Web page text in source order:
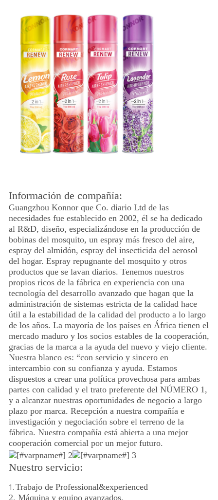
Información de compañía:
Guangzhou Konnor que Co. diario Ltd de las
necesidades fue establecido en 2002, él se ha dedicado
al R&D, diseño, especializándose en la producción de
bobinas del mosquito, un espray más fresco del aire,
espray del almidón, espray del insecticida del aerosol
del hogar. Espray repugnante del mosquito y otros
productos que se lavan diarios. Tenemos nuestros
propios ricos de la fábrica en experiencia con una
tecnología del desarrollo avanzado que hagan que la
administración de sistemas estricta de la calidad hace
útil a la estabilidad de la calidad del producto a lo largo
de los años. La mayoría de los países en África tienen el
mercado maduro y los socios estables de la cooperación,
gracias de la marca a la ayuda del nuevo y viejo cliente.
Nuestra blanco es: “con servicio y sincero en
intercambio con su confianza y ayuda. Estamos
dispuestos a crear una política provechosa para ambas
partes con calidad y el trato preferente del NÚMERO 1,
y a alcanzar nuestras oportunidades de negocio a largo
plazo por marca. Recepción a nuestra compañía e
investigación y negociación sobre el terreno de la
fábrica. Nuestra compañía está abierta a una mejor
cooperación comercial por un mejor futuro.
Nuestro servicio:
1. Trabajo de Professional&experienced
2. Máquina y equipo avanzados.